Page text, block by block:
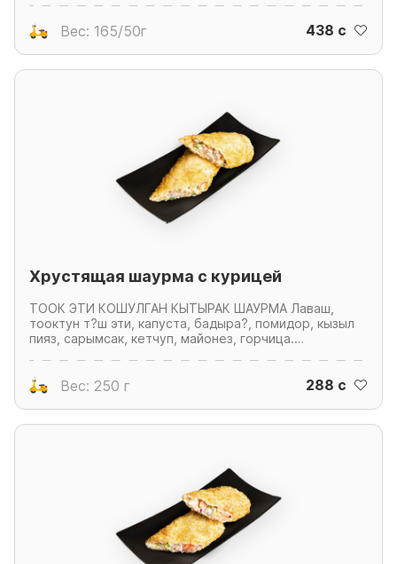
Вес: 165/50г 438 c
Хрустящая шаурма с курицей
ТООК ЭТИ КОШУЛГАН КЫТЫРАК ШАУРМА Лаваш,
тооктун т?ш эти, капуста, бадыра?, помидор, кызыл
пияз, сарымсак, кетчуп, майонез, горчица.
кетчуп, майонез, горчица
Вес: 250 г 288 c